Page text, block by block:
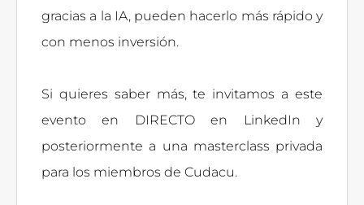
gracias a la IA, pueden hacerlo más rápido y
con menos inversión.
Si quieres saber más, te invitamos a este
evento en DIRECTO en LinkedIn y
posteriormente a una masterclass privada
para los miembros de Cudacu.